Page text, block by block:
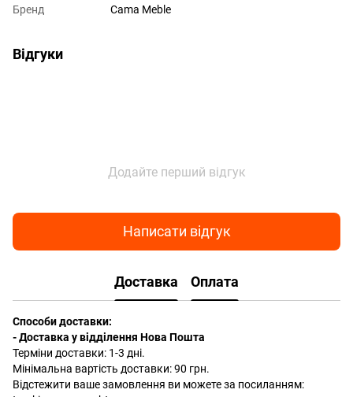
Бренд Cama Meble
Відгуки
Додайте перший відгук
Написати відгук
Доставка Оплата
Способи доставки:
- Доставка у відділення Нова Пошта
Терміни доставки: 1-3 дні.
Мінімальна вартість доставки: 90 грн.
Відстежити ваше замовлення ви можете за посиланням: